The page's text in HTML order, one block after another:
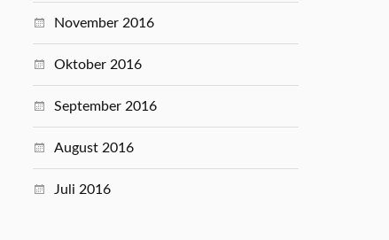
November 2016
Oktober 2016
September 2016
August 2016
Juli 2016